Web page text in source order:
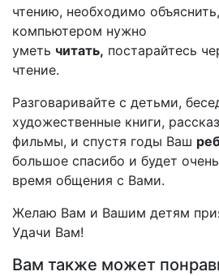
чтению, необходимо
компьютером нужно
уметь читать, постарайтесь
чтение.
Разговаривайте с детьми,
художественные книги,
фильмы, и спустя годы Ваш
большое спасибо и будет
время общения с Вами.
Желаю Вам и Вашим детям
Удачи Вам!
Вам также может